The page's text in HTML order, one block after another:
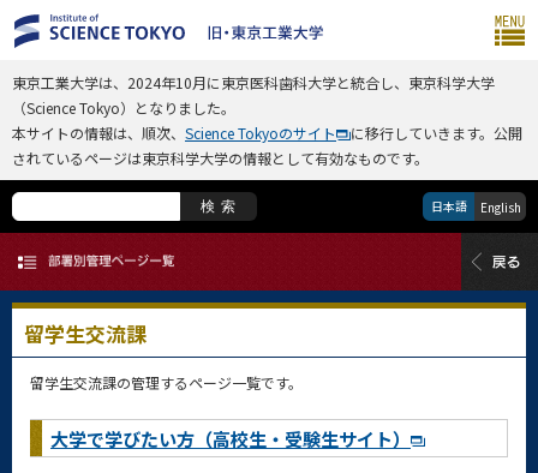
東京工業大学は、2024年10月に東京医科歯科大学と統合し、東京科学大学
（Science Tokyo）となりました。
本サイトの情報は、順次、 Science Tokyoのサイト
に移行していきます。公開
されているページは東京科学大学の情報として有効なものです。
検索 日本語 English
留学生交流課
留学生交流課の管理するページ一覧です。
大学で学びたい方（高校生・受験生サイト）